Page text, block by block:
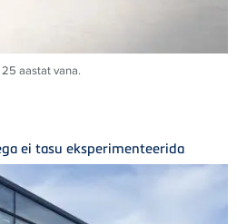
aastat vana.
ei tasu eksperimenteerida